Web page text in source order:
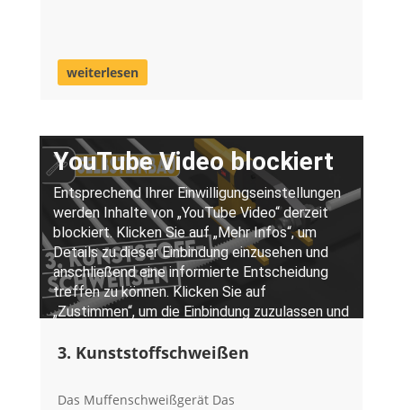
weiterlesen
3. Kunststoffschweißen
Das Muffenschweißgerät Das